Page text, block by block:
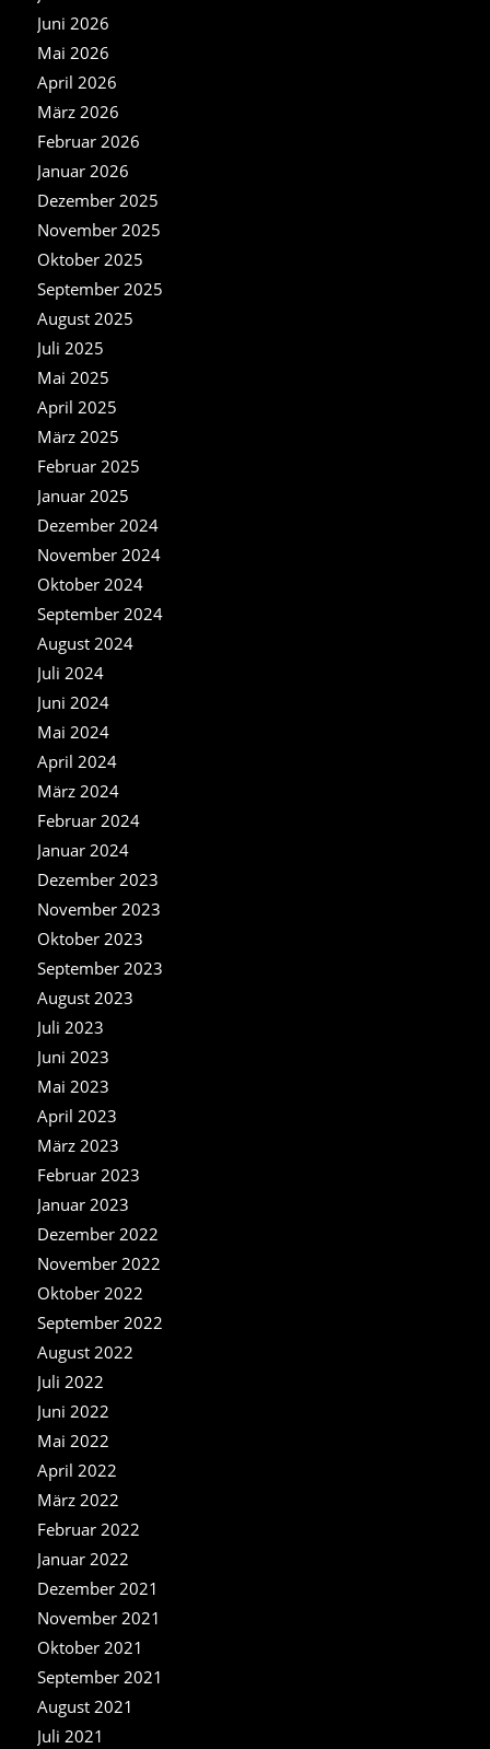
Juni 2026
Mai 2026
April 2026
März 2026
Februar 2026
Januar 2026
Dezember 2025
November 2025
Oktober 2025
September 2025
August 2025
Juli 2025
Mai 2025
April 2025
März 2025
Februar 2025
Januar 2025
Dezember 2024
November 2024
Oktober 2024
September 2024
August 2024
Juli 2024
Juni 2024
Mai 2024
April 2024
März 2024
Februar 2024
Januar 2024
Dezember 2023
November 2023
Oktober 2023
September 2023
August 2023
Juli 2023
Juni 2023
Mai 2023
April 2023
März 2023
Februar 2023
Januar 2023
Dezember 2022
November 2022
Oktober 2022
September 2022
August 2022
Juli 2022
Juni 2022
Mai 2022
April 2022
März 2022
Februar 2022
Januar 2022
Dezember 2021
November 2021
Oktober 2021
September 2021
August 2021
Juli 2021